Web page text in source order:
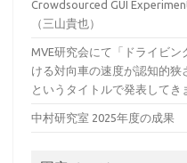
Crowdsourced GUI
（三山貴也）
MVE研究会にて「ドライビン
ける対向車の速度が認知的狭
というタイトルで発表してき
中村研究室 2025年度の成果